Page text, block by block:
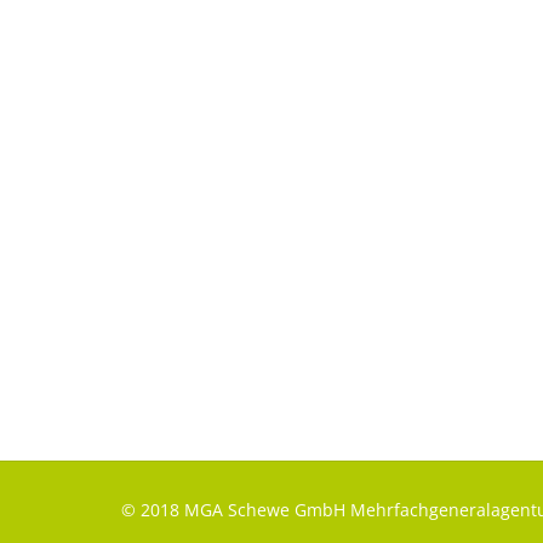
© 2018 MGA Schewe GmbH